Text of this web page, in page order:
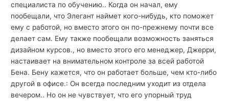
специалиста по обучению.. Когда он начал, ему
пообещали, что Элегант наймет кого-нибудь, кто поможет
ему с работой, но вместо этого он по-прежнему почти все
делает сам. Ему также пообещали возможность заняться
дизайном курсов., но вместо этого его менеджер, Джерри,
настаивает на внимательном контроле за всей работой
Бена. Бену кажется, что он работает больше, чем кто-либо
другой в офисе.: Он всегда последним уходит из отдела
вечером.. Но он не чувствует, что его упорный труд